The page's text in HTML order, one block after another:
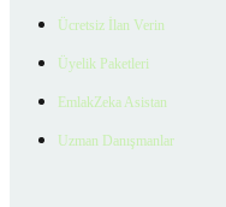
Ücretsiz İlan Verin
Üyelik Paketleri
EmlakZeka Asistan
Uzman Danışmanlar